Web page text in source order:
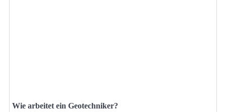
Wie arbeitet ein Geotechniker?